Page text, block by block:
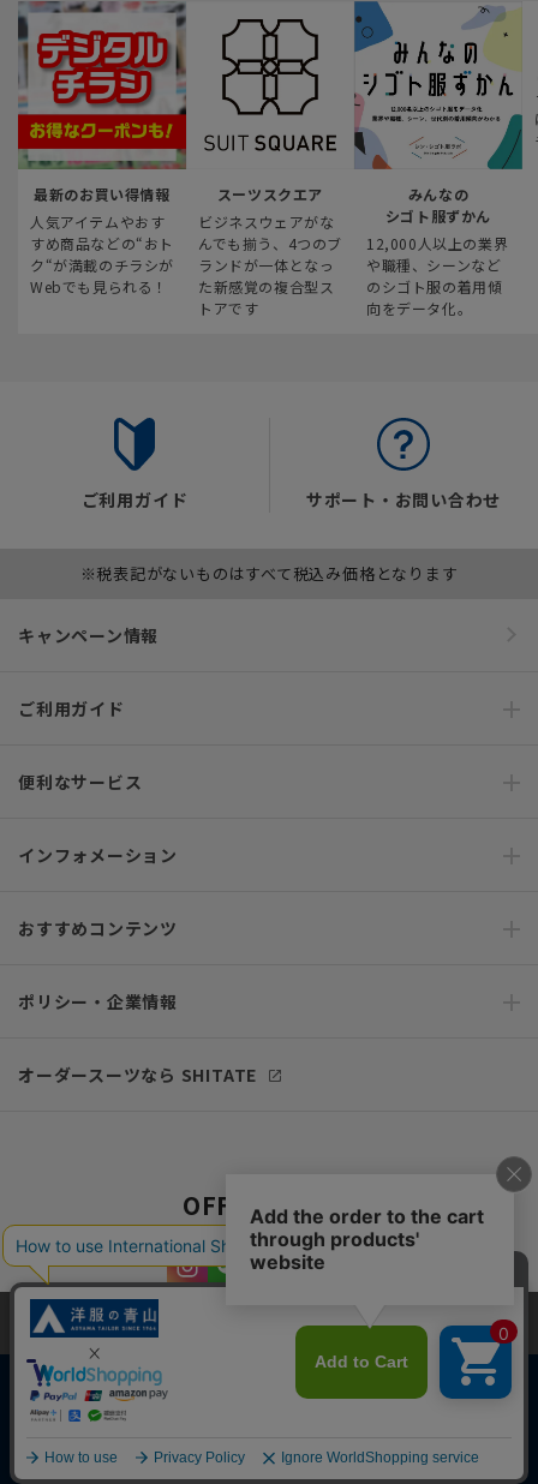
最新のお買い得情報
人気アイテムやおす
すめ商品などの“おト
ク“が満載のチラシが
Webでも見られる！
スーツスクエア
ビジネスウェアがな
んでも揃う、4つのブ
ランドが一体となっ
た新感覚の複合型ス
トアです
みんなの
シゴト服ずかん
12,000人以上の業界
や職種、シーンなど
のシゴト服の着用傾
向をデータ化。
ご利用ガイド サポート・お問い合わせ
※税表記がないものはすべて税込み価格となります
キャンペーン情報
ご利用ガイド
便利なサービス
インフォメーション
おすすめコンテンツ
ポリシー・企業情報
オーダースーツなら SHITATE
OFFICIAL SNS
Copyright © AOYAMA TRADING Co.,Ltd. All Rights Reserved
当サイトでは、快適な閲覧体験とコンテンツ改善のためにCookieを使用
しています。閲覧を続けることで、Cookieの使用に同意したものとみな
します。詳細については
同意して閉じる